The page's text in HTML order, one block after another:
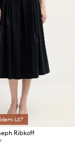
LST
Ribkoff